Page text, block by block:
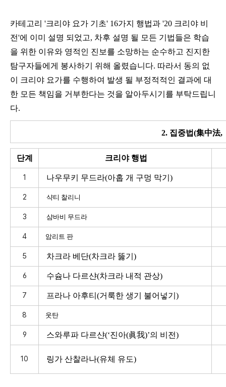
카테고리 '크리야 요가 기초' 16가지 행법과 '20 크리야 비
전'에 이미 설명 되었고, 차후 설명 될 모든 기법들은 학습
을 위한 이유와 영적인 진보를 소망하는 순수하고 진지한
탐구자들에게 봉사하기 위해 올렸습니다. 따라서 동의 없
이 크리야 요가를 수행하여 발생 될 부정적적인 결과에 대
한 모든 책임을 거부한다는 것을 알아두시기를 부탁드립니
다.
2. 집중법(集中法
단계 크리야 행법
1 나우무키 무드라(아홉 개 구멍 막기 )
2 샥티 찰리니
3 샴바비 무드라
4 암리트 판
5 차크라 베단(차크라 뚫기 )
6 수슘나 다르샨(차크라 내적 관상)
7 프라나 아후티 (거룩한 생기 불어넣기 )
8 웃탄
9 스와루파 다르샨(‘진아(眞我)’의 비전)
10 링가 산찰라나(유체 유도)